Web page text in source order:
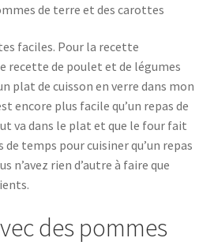
de terre et des carottes
faciles. Pour la recette
recette de poulet et de légumes
plat de cuisson en verre dans mon
encore plus facile qu’un repas de
va dans le plat et que le four fait
temps pour cuisiner qu’un repas
n’avez rien d’autre à faire que
des pommes